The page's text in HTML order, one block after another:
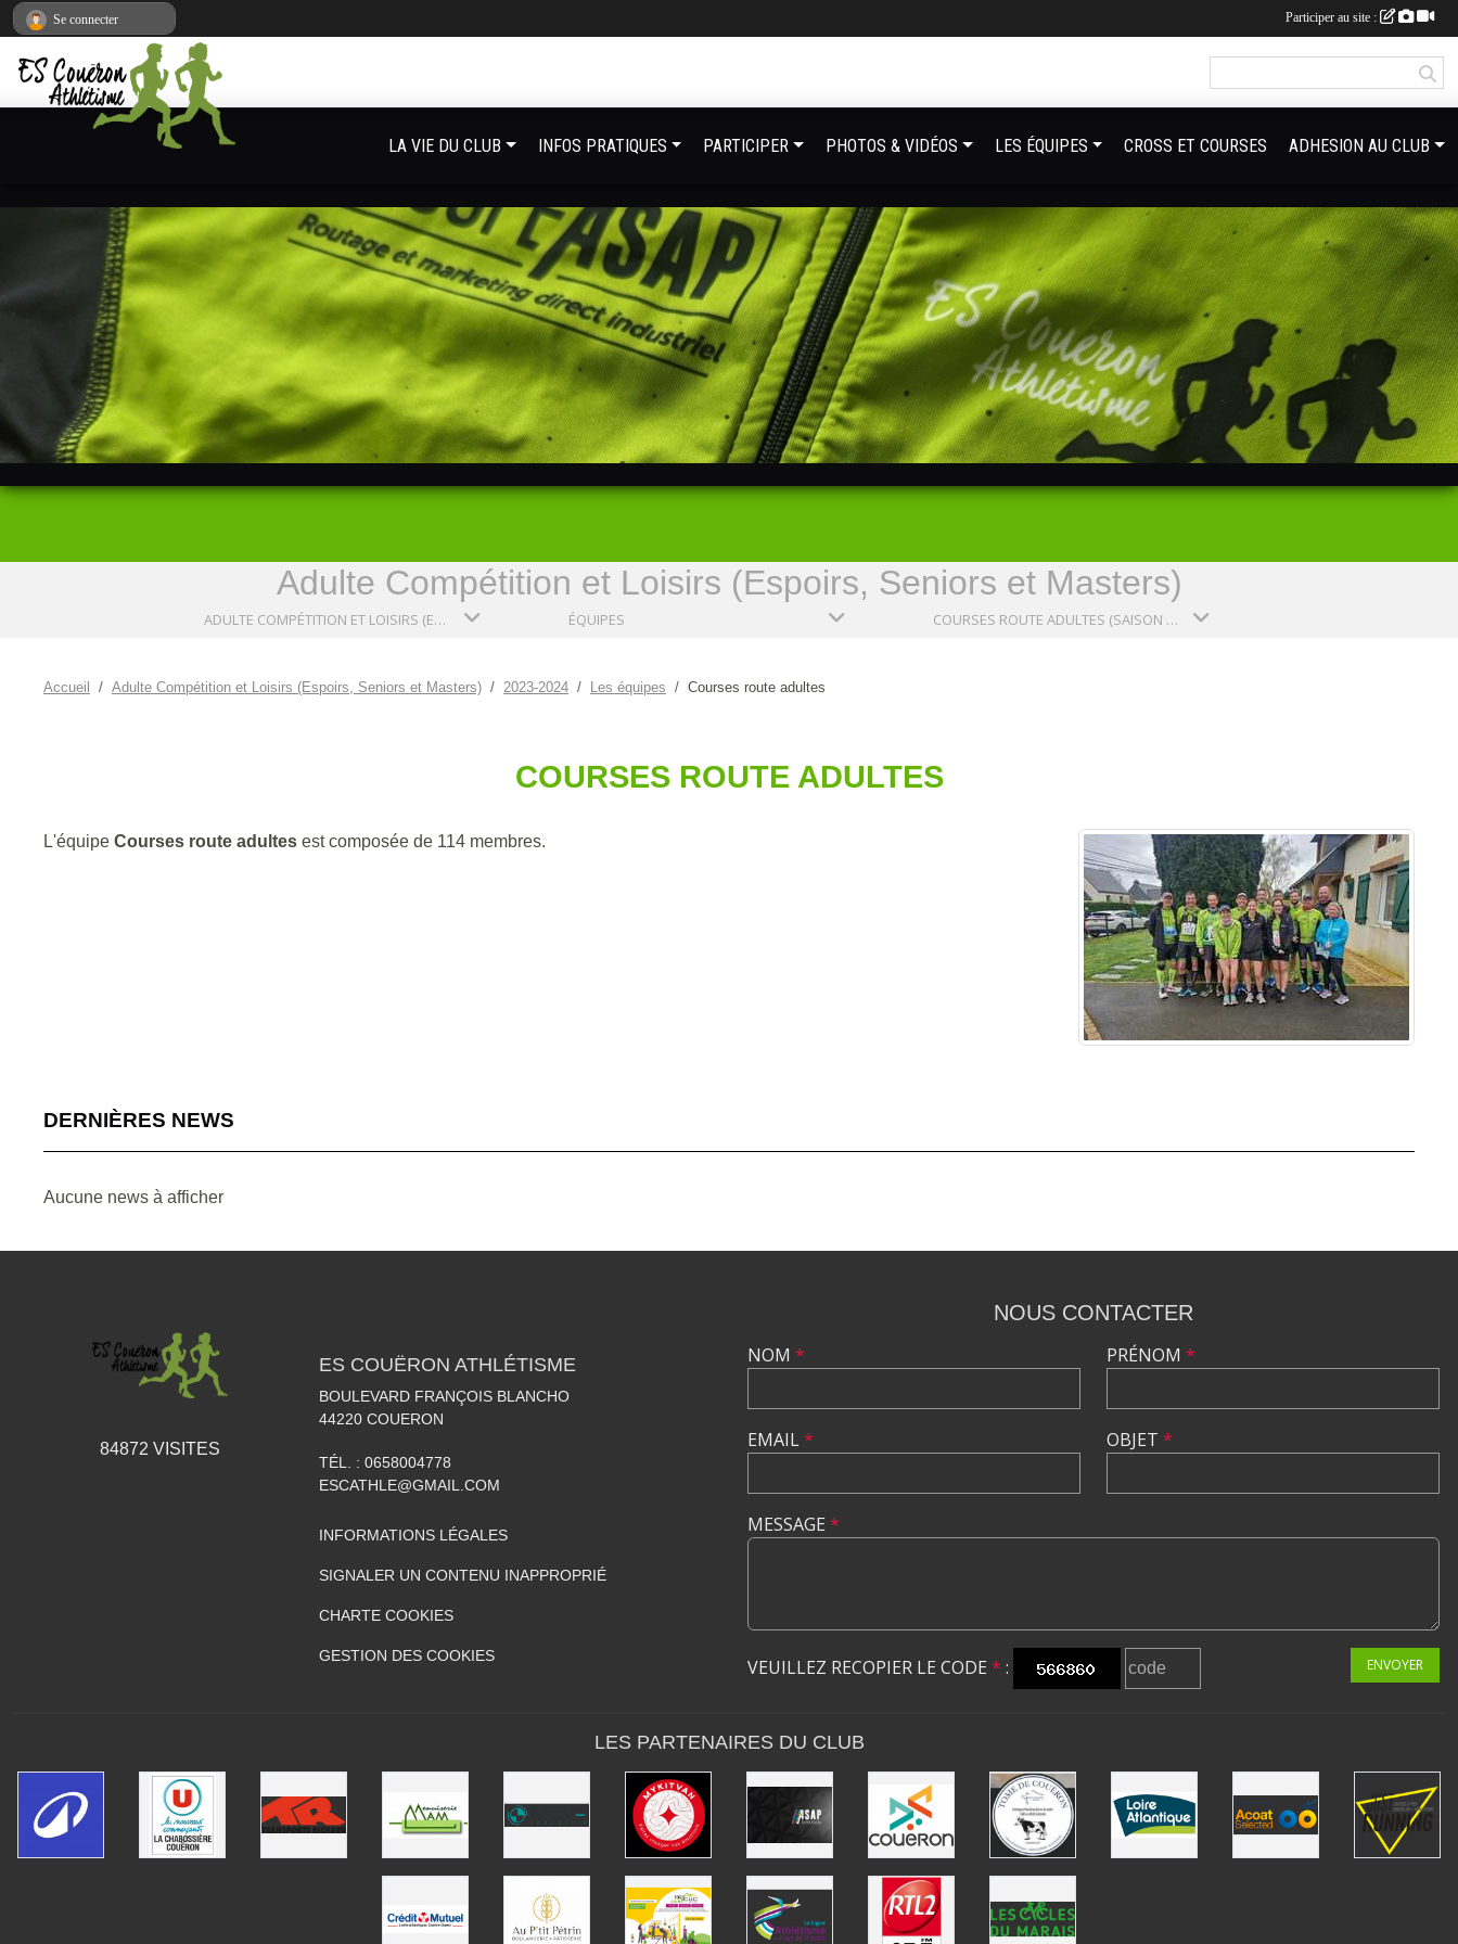
Adulte Compétition et Loisirs (Espoirs, Seniors et Masters)
ADULTE COMPÉTITION ET LOISIRS (ESPOIRS, SENIORS ET MASTERS) ÉQUIPES COURSES ROUTE ADULTES (SAISON 2023-2024)
Accueil Adulte Compétition et Loisirs (Espoirs, Seniors et Masters) 2023-2024 Les équipes Courses route adultes
COURSES ROUTE ADULTES
L'équipe Courses route adultes est composée de 114 membres.
DERNIÈRES NEWS
Aucune news à afficher
LA VIE DU CLUB INFOS PRATIQUES PARTICIPER PHOTOS & VIDÉOS LES ÉQUIPES CROSS ET COURSES ADHESION AU CLUB
84872 VISITES
ES COUËRON ATHLÉTISME
BOULEVARD FRANÇOIS BLANCHO
44220 COUERON
TÉL. : 0658004778
ESCATHLE@GMAIL.COM
INFORMATIONS LÉGALES
SIGNALER UN CONTENU INAPPROPRIÉ
CHARTE COOKIES
GESTION DES COOKIES
NOUS CONTACTER
NOM *
EMAIL*
PRÉNOM *
OBJET *
MESSAGE *
VEUILLEZ RECOPIER LE CODE * : ENVOYER
LES PARTENAIRES DU CLUB
Se connecter Participer au site :
Panneau de gestion des cookies